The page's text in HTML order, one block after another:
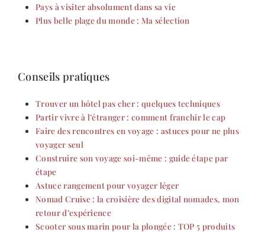
Pays à visiter absolument dans sa vie
Plus belle plage du monde : Ma sélection
Conseils pratiques
Trouver un hôtel pas cher : quelques techniques
Partir vivre à l’étranger : comment franchir le cap
Faire des rencontres en voyage : astuces pour ne plus
voyager seul
Construire son voyage soi-même : guide étape par
étape
Astuce rangement pour voyager léger
Nomad Cruise : la croisière des digital nomades, mon
retour d’expérience
Scooter sous marin pour la plongée : TOP 5 produits